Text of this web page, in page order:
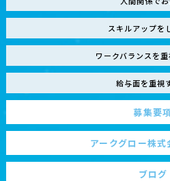
スキルアップを
ワークバランスを
給与面を重視
募集要
アークグロー株式
ブログ